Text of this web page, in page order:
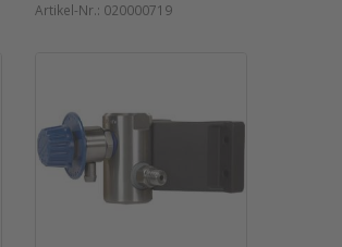
Artikel-Nr.: 020000719